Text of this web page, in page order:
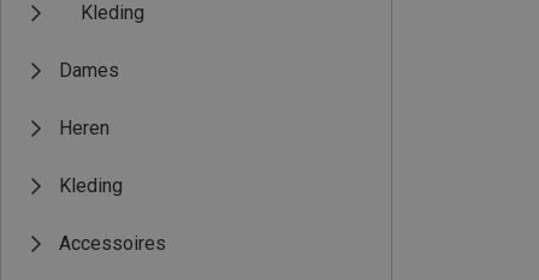
Kleding
Dames
Heren
Kleding
Accessoires